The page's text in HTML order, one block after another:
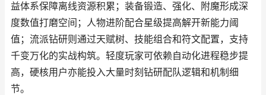
益体系保障离线资源积累；装备锻造、强化、附魔形成深
度数值打磨空间；人物进阶配合星级提高解开新能力阈
值；流派钻研则通过天赋树、技能组合和符文配置，支持
千变万化的实战构筑。轻度玩家可依赖自动化进程稳步提
高，硬核用户亦能投入大量时刻钻研配队逻辑和机制细
节。